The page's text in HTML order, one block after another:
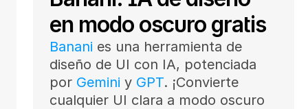
en modo oscuro gratis
Banani es una herramienta de
diseño de UI con IA, potenciada
por Gemini y GPT. ¡Convierte
cualquier UI clara a modo oscuro